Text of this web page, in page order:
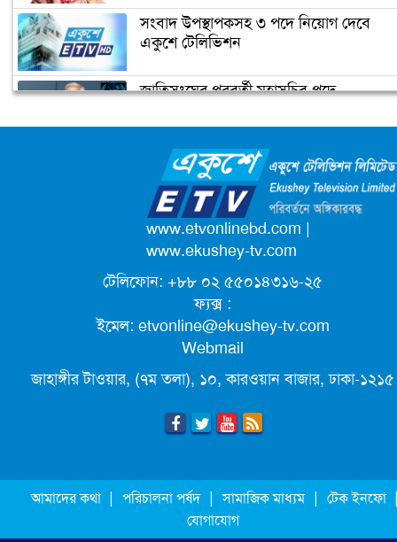
ডিসির বাসভবনে পুলিশ কনস্টেবলের
আত্মহত্যা
উপজেলা ছাত্রলীগের নতুন কমিটি
আনন্দ মিছিল
সংবাদ উপস্থাপকসহ ৩ পদে নিয়োগ দেবে
একুশে টেলিভিশন
জাতিসংঘের পরবর্তী মহাসচিব পদে
ক্যাম্পাস অ্যাম্বাসেডর নিয়োগ দিচ্ছে একুশে
টেলিভিশন
পদোন্নতি পেয়ে সচিব হলেন ২ কর্মকর্তা
লিগ্যাল এইডের মাধ্যমে সন্তান ফিরে পেল
সেই কিশোরী মা জুঁই
জেট ফুয়েলের দাম কমলো লিটারে ১৯ টাকা
মূল্যস্ফীতি কমে জুনে ৯ দশমিক ১৬ শতাংশ
ছুটিতে গিয়ে না ফিরলে ৩ বছরের নিষেধাজ্ঞা,
নতুন নিয়ম সৌদির
www.etvonlinebd.com |
www.ekushey-tv.com
টেলিফোন: +৮৮ ০২ ৫৫০১৪৩১৬-২৫
ফ্যক্স :
ইমেল: etvonline@ekushey-tv.com
Webmail
জাহাঙ্গীর টাওয়ার, (৭ম তলা), ১০, কারওয়ান বাজার, ঢাকা-১২১৫
আমাদের কথা | পরিচালনা পর্ষদ | সামাজিক মাধ্যম | টেক ইনফো
যোগাযোগ